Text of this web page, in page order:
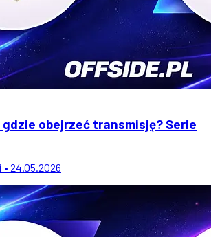
obejrzeć transmisję? Serie
24.05.2026